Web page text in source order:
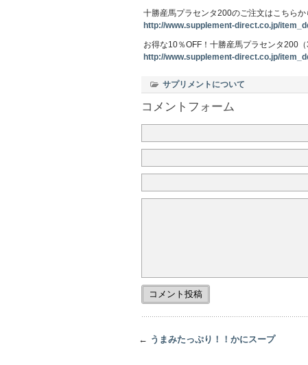
十勝産馬プラセンタ200のご注文はこちらか
http://www.supplement-direct.co.jp/
お得な10％OFF！十勝産馬プラセンタ200
http://www.supplement-direct.co.jp/
サプリメントについて
コメントフォーム
← うまみたっぷり！！かにスープ